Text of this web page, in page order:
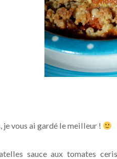
je vous ai gardé le meilleur !
sauce aux tomates